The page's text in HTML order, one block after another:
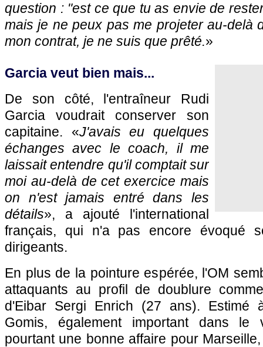
question : "est ce que tu as envie de
mais je ne peux pas me projeter au-delà
mon contrat, je ne suis que prêté.»
Garcia veut bien mais...
De son côté, l'entraîneur Rudi
Garcia voudrait conserver son
capitaine. «J'avais eu quelques
échanges avec le coach, il me
laissait entendre qu'il comptait sur
moi au-delà de cet exercice mais
on n'est jamais entré dans les
détails», a ajouté l'international
français, qui n'a pas encore évoqué
dirigeants.
En plus de la pointure espérée, l'OM
attaquants au profil de doublure
d'Eibar Sergi Enrich (27 ans). Estimé
Gomis, également important dans le
pourtant une bonne affaire pour